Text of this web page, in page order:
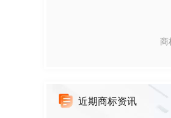
商
近期商标资讯